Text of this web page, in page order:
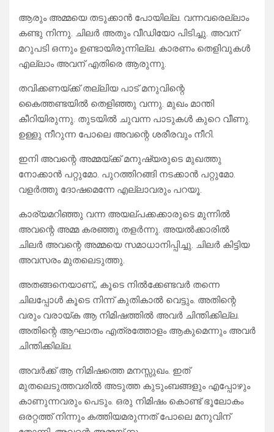
ആരും അമ്മയെ തടുക്കാന്‍ പോയില്ല. വന്നവരെല്ലാം
കണ്ടു നിന്നു. ചിലര്‍ അതും വീഡിയോ പിടിച്ചു. അവന്
മറുപടി ഒന്നും ഉണ്ടായിരുന്നില്ല. കാരണം തെളിവുകൾ
എല്ലാം അവന് എതിരെ ആരുന്നു.
തവിക്കണയ്ക്ക് തല്ലിയ പാട് മനുവിന്റെ
കൈത്തണ്ടയില്‍ തെളിഞ്ഞു വന്നു. മുഖം മാന്തി
കീറിയിരുന്നു. തുടയില്‍ ചുവന്ന പാടുകള്‍ കുറെ വീണു.
ഉള്ളു നീറുന്ന പോലെ അവന്റെ ശരീരവും നീറി.
ഇനി അവന്റെ അമ്മയ്ക്ക് മനുഷ്യരുടെ മുഖത്തു
നോക്കാൻ പറ്റുമോ. പുറത്തിറങ്ങി നടക്കാൻ പറ്റുമോ.
വളർത്തു ദോഷമെന്നേ എല്ലാവരും പറയൂ.
കാര്യമറിഞ്ഞു വന്ന അയല്പക്കക്കാരുടെ മുന്നിൽ
അവന്റെ അമ്മ കരഞ്ഞു തളർന്നു. അയല്‍ക്കാരില്‍
ചിലര്‍ അവന്റെ അമ്മയെ സമാധാനിപ്പിച്ചു. ചിലര്‍ കിട്ടിയ
അവസരം മുതലെടുത്തു.
അതങ്ങനെയാണ്,, കൂടെ നില്‍ക്കേണ്ടവര്‍ തന്നെ
ചിലപ്പോള്‍ കൂടെ നിന്ന് കുതികാല്‍ വെട്ടും. അതിന്റെ
വരും വരായ്ക ആ നിമിഷത്തില്‍ അവര്‍ ചിന്തിക്കില്ല.
അതിന്റെ ആഘാതം എത്രത്തോളം ആകുമെന്നും അവര്‍
ചിന്തിക്കില്ല.
അവര്‍ക്ക് ആ നിമിഷത്തെ മനസ്സുഖം. ഇത്
മുതലെടുത്തവരില്‍ അടുത്ത കുടുംബങ്ങളും എപ്പോഴും
കാണുന്നവരും പെടും. ഒരു നിമിഷം കൊണ്ട് ഭൂലോകം
ഒരറ്റത്ത് നിന്നും കത്തിയമരുന്നത് പോലെ മനുവിന്